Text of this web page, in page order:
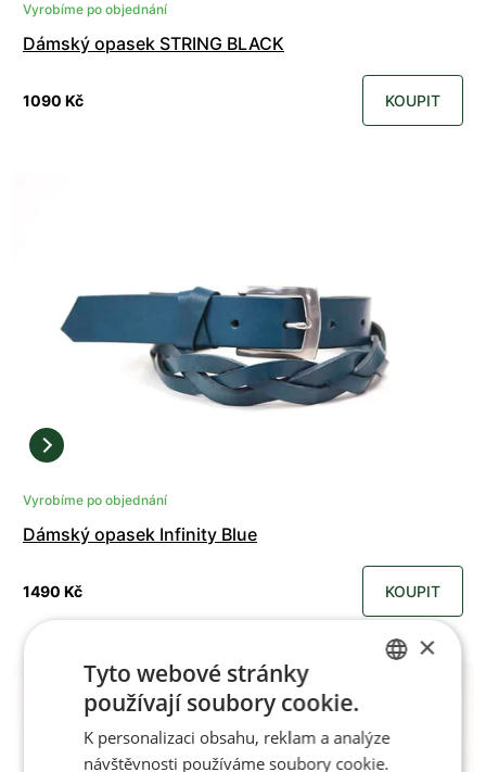
Vyrobíme po objednání
Dámský opasek STRING BLACK
1090 Kč KOUPIT
Vyrobíme po objednání
Dámský opasek Infinity Blue
1490 Kč KOUPIT
ENGLISH
×
Tyto webové stránky
používají soubory cookie.
K personalizaci obsahu, reklam a analýze
návštěvnosti používáme soubory cookie.